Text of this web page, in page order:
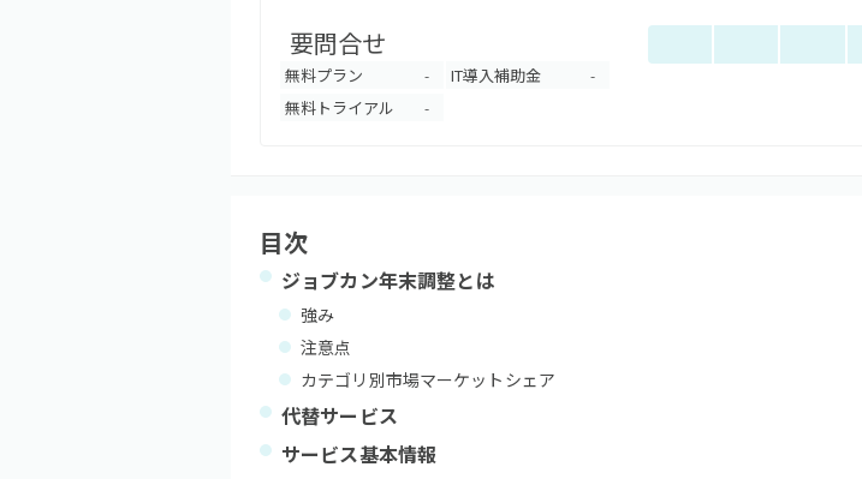
要問合せ
無料プラン - IT導入補助金 -
無料トライアル -
目次
ジョブカン年末調整とは
強み
注意点
カテゴリ別市場マーケットシェア
代替サービス
サービス基本情報